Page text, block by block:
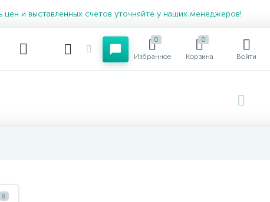
цен и выставленных счетов уточняйте у наших менеджеров!
0
Избранное
0
Корзина Войти
8